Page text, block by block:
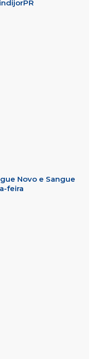
Novo e Sangue
feira